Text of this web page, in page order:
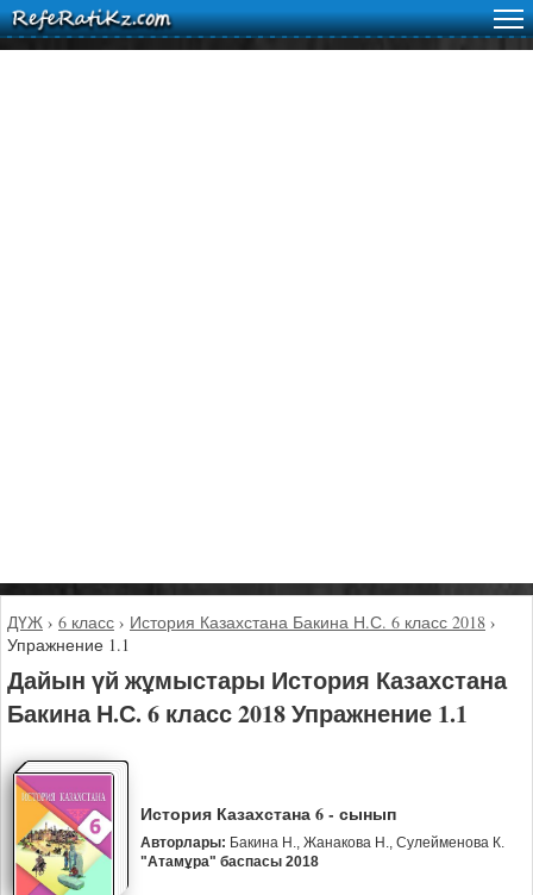
ДҮЖ › 6 класс › История Казахстана Бакина Н.С. 6 класс 2018 ›
Упражнение 1.1
Дайын үй жұмыстары История Казахстана
Бакина Н.С. 6 класс 2018 Упражнение 1.1
История Казахстана 6 - сынып
Авторлары: Бакина Н., Жанакова Н., Сулейменова К.
"Атамұра" баспасы 2018